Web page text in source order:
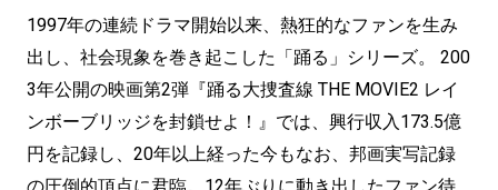
1997年の連続ドラマ開始以来、熱狂的なファンを生み
出し、社会現象を巻き起こした「踊る」シリーズ。 200
3年公開の映画第2弾『踊る大捜査線 THE MOVIE2 レイ
ンボーブリッジを封鎖せよ！』では、興行収入173.5億
円を記録し、20年以上経った今もなお、邦画実写記録